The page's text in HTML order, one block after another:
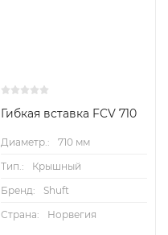
Гибкая вставка FCV 710
Диаметр.:
710 мм
Тип.:
Крышный
Бренд:
Shuft
Страна:
Норвегия